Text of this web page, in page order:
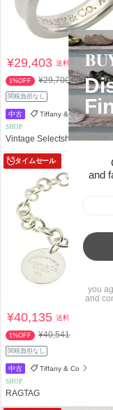
¥29,403送料込
1%OFF ¥29,700
関税負担なし
中古 Tiffany & Co
SHOP
Vintage Selectshop BUYERS
タイムセール
¥40,135送料込
1%OFF ¥40,541
関税負担なし
中古 Tiffany & Co
SHOP
RAGTAG